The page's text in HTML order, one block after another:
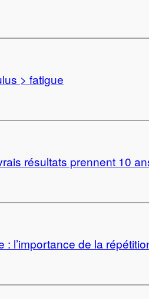
> fatigue
résultats prennent 10
: l’importance de la